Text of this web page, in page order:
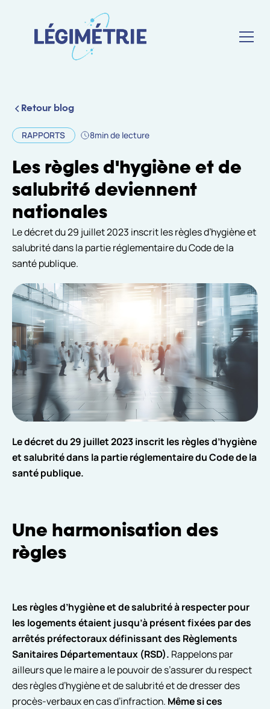
Retour blog
RAPPORTS 8min de lecture
Les règles d'hygiène et de
salubrité deviennent
nationales
Le décret du 29 juillet 2023 inscrit les règles d’hygiène et
salubrité dans la partie réglementaire du Code de la
santé publique.
Le décret du 29 juillet 2023 inscrit les règles d’hygiène
et salubrité dans la partie réglementaire du Code de la
santé publique.
Une harmonisation des
règles
Les règles d’hygiène et de salubrité à respecter pour
les logements étaient jusqu’à présent fixées par des
arrêtés préfectoraux définissant des Règlements
Sanitaires Départementaux (RSD). Rappelons par
ailleurs que le maire a le pouvoir de s’assurer du respect
des règles d’hygiène et de salubrité et de dresser des
procès-verbaux en cas d’infraction. Même si ces